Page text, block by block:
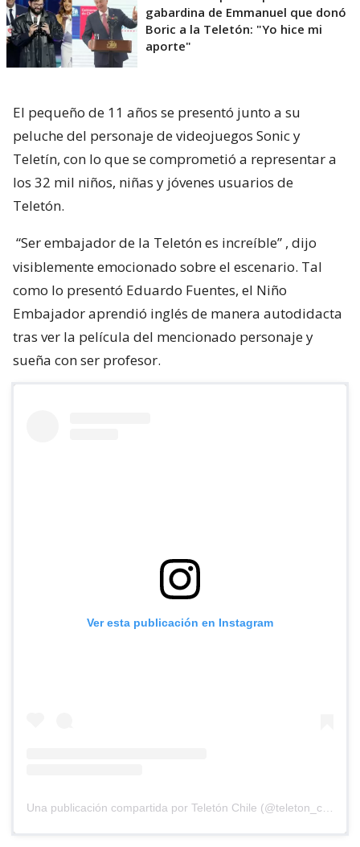
gabardina de Emmanuel que donó
Boric a la Teletón: "Yo hice mi
aporte"
El pequeño de 11 años se presentó junto a su
peluche del personaje de videojuegos Sonic y
Teletín, con lo que se comprometió a representar a
los 32 mil niños, niñas y jóvenes usuarios de
Teletón.
“Ser embajador de la Teletón es increíble” , dijo
visiblemente emocionado sobre el escenario. Tal
como lo presentó Eduardo Fuentes, el Niño
Embajador aprendió inglés de manera autodidacta
tras ver la película del mencionado personaje y
sueña con ser profesor.
Ver esta publicación en Instagram
Una publicación compartida por Teletón Chile (@teleton_chile)